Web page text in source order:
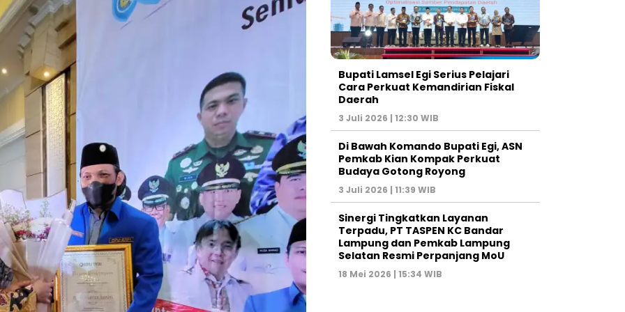
Bupati Lamsel Egi Serius Pelajari
Cara Perkuat Kemandirian Fiskal
Daerah
3 Juli 2026 | 12:30 WIB
Di Bawah Komando Bupati Egi, ASN
Pemkab Kian Kompak Perkuat
Budaya Gotong Royong
3 Juli 2026 | 11:39 WIB
Sinergi Tingkatkan Layanan
Terpadu, PT TASPEN KC Bandar
Lampung dan Pemkab Lampung
Selatan Resmi Perpanjang MoU
18 Mei 2026 | 15:34 WIB